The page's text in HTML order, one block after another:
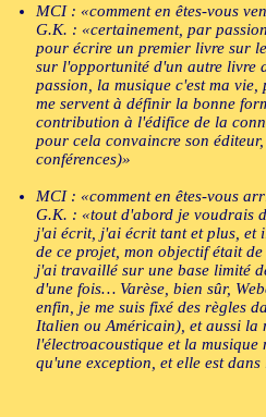
MCI : «comment en êtes-vous
G.K. : «certainement, par
pour écrire un premier livre sur
sur l'opportunité d'un autre livre
passion, la musique c'est ma
me servent à définir la bonne
contribution à l'édifice de la
pour cela convaincre son
conférences)»
MCI : «comment en êtes-vous
G.K. : «tout d'abord je voudrais
j'ai écrit, j'ai écrit tant et plus, et
de ce projet, mon objectif était
j'ai travaillé sur une base limité
d'une fois… Varèse, bien sûr,
enfin, je me suis fixé des règles
Italien ou Américain), et aussi la
l'électroacoustique et la
qu'une exception, et elle est